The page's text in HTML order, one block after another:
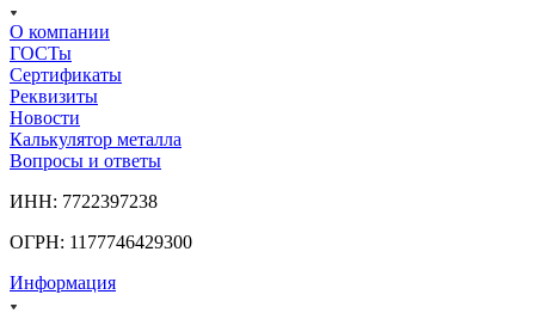
О компании
ГОСТы
Сертификаты
Реквизиты
Новости
Калькулятор металла
Вопросы и ответы
ИНН: 7722397238
ОГРН: 1177746429300
Информация